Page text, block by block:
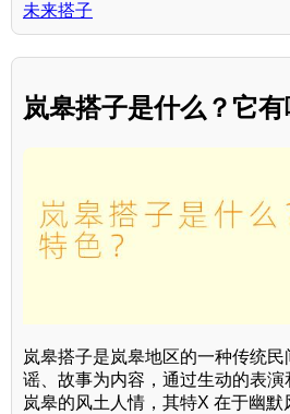
未来搭子
岚皋搭子是什么？它
岚皋搭子是岚皋地区的一种传统
谣、故事为内容，通过生动的表
岚皋的风土人情，其特X 在于幽